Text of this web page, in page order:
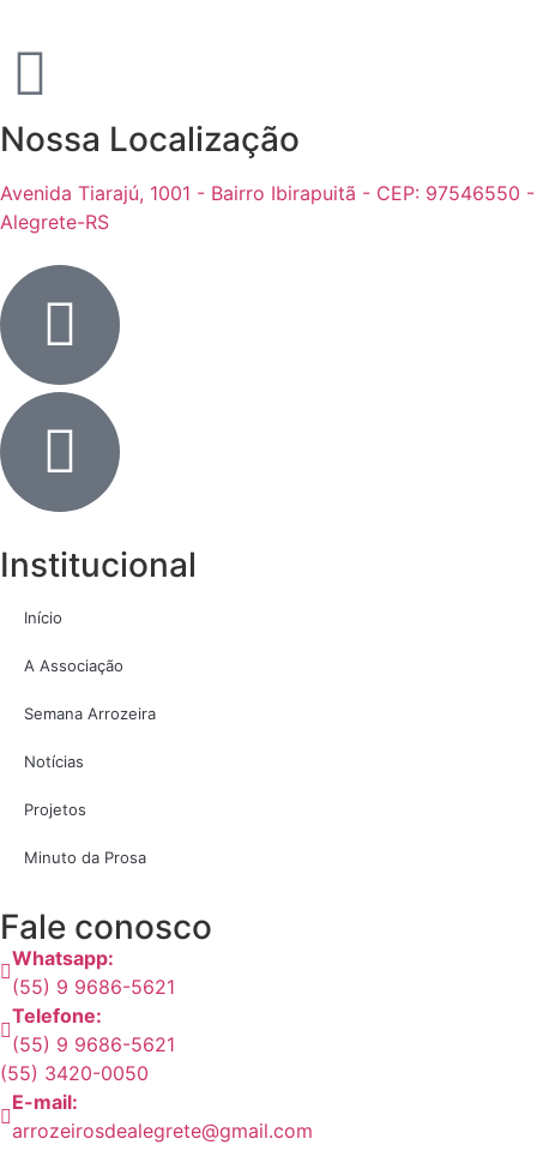
Nossa Localização
Avenida Tiarajú, 1001 - Bairro Ibirapuitã - CEP: 97546550 -
Alegrete-RS
Institucional
Início
A Associação
Semana Arrozeira
Notícias
Projetos
Minuto da Prosa
Fale conosco
Whatsapp:
(55) 9 9686-5621
Telefone:
(55) 9 9686-5621
(55) 3420-0050
E-mail:
arrozeirosdealegrete@gmail.com